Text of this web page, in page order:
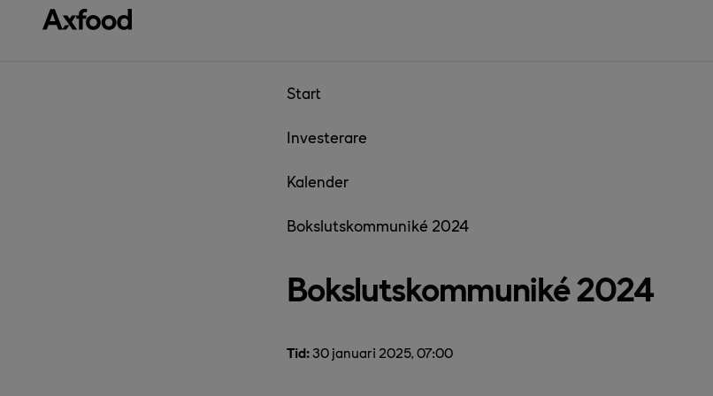
Gå direkt till innehåll
Start
Investerare
Kalender
Bokslutskommuniké 2024
Bokslutskommuniké 2024
Tid:30 januari 2025, 07:00